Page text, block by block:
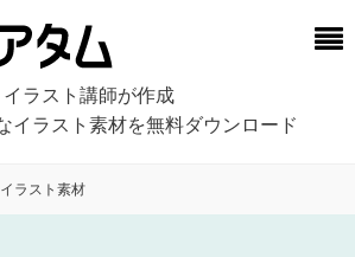
イラスト講師が作成
イラスト素材を無料ダウンロード
ラスト素材